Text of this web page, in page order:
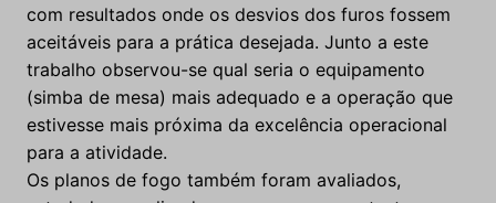
com resultados onde os desvios dos furos fossem
aceitáveis para a prática desejada. Junto a este
trabalho observou-se qual seria o equipamento
(simba de mesa) mais adequado e a operação que
estivesse mais próxima da excelência operacional
para a atividade.
Os planos de fogo também foram avaliados,